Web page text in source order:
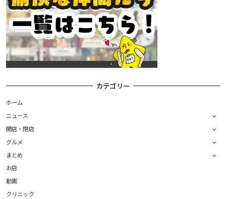
カテゴリー
ホーム
ニュース
開店・閉店
グルメ
まとめ
お店
動画
クリニック